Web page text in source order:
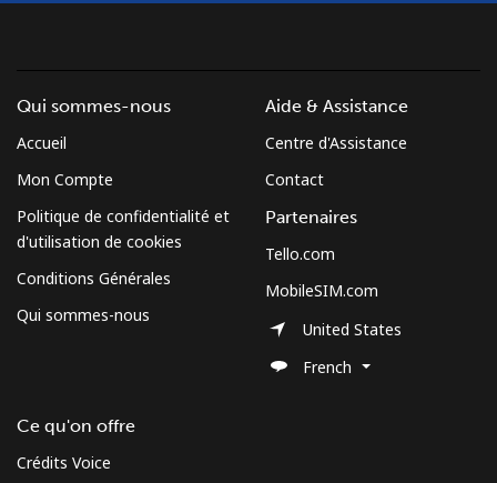
Qui sommes-nous
Accueil
Mon Compte
Politique de confidentialité et
d'utilisation de cookies
Conditions Générales
Qui sommes-nous
Ce qu'on offre
Crédits Voice
Aide & Assistance
Centre d'Assistance
Contact
Partenaires
Tello.com
MobileSIM.com
United States
French